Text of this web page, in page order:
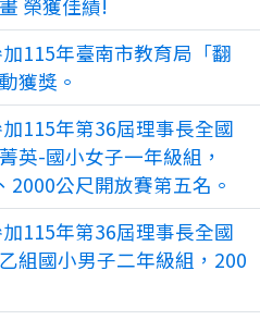
榮獲佳績!
115年臺南市教育局「翻
獲獎。
115年第36屆理事長全國
英-國小女子一年級組，
公尺開放賽第五名。
115年第36屆理事長全國
組國小男子二年級組，200